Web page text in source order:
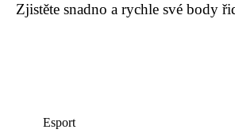
Zjistěte snadno a rychle své body
Esport